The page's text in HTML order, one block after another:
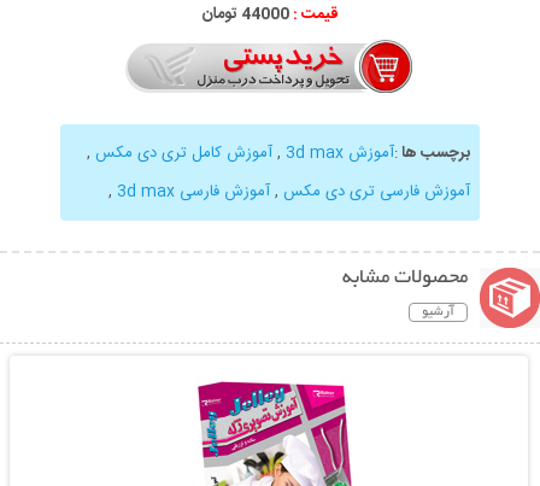
قیمت :44000 تومان
برچسب ها:آموزش 3d max ,آموزش کامل تری دی مکس ,
آموزش فارسی تری دی مکس ,آموزش فارسی 3d max ,
محصولات مشابه
آرشیو